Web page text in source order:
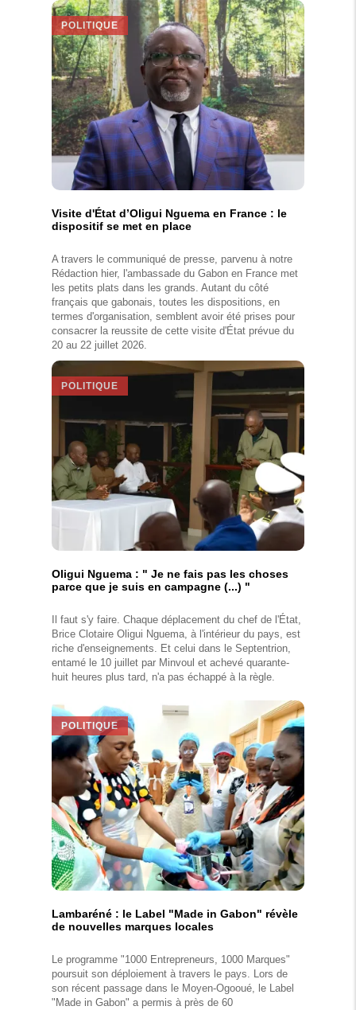
POLITIQUE
Visite d'État d’Oligui Nguema en France : le
dispositif se met en place
A travers le communiqué de presse, parvenu à notre
Rédaction hier, l'ambassade du Gabon en France met
les petits plats dans les grands. Autant du côté
français que gabonais, toutes les dispositions, en
termes d'organisation, semblent avoir été prises pour
consacrer la reussite de cette visite d'État prévue du
20 au 22 juillet 2026.
POLITIQUE
Oligui Nguema : " Je ne fais pas les choses
parce que je suis en campagne (...) "
Il faut s'y faire. Chaque déplacement du chef de l'État,
Brice Clotaire Oligui Nguema, à l'intérieur du pays, est
riche d'enseignements. Et celui dans le Septentrion,
entamé le 10 juillet par Minvoul et achevé quarante-
huit heures plus tard, n'a pas échappé à la règle.
POLITIQUE
Lambaréné : le Label "Made in Gabon" révèle
de nouvelles marques locales
Le programme "1000 Entrepreneurs, 1000 Marques"
poursuit son déploiement à travers le pays. Lors de
son récent passage dans le Moyen-Ogooué, le Label
"Made in Gabon" a permis à près de 60